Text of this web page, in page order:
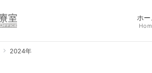
ホー
2024年